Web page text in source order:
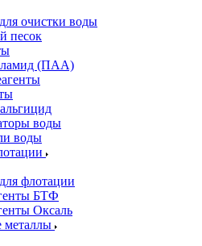
очистки воды
песок
(ПАА)
воды
воды
флотации
БТФ
Оксаль
металлы